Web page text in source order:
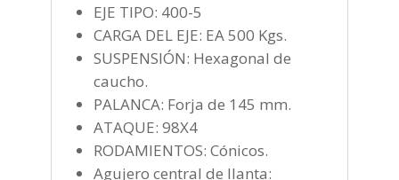
EJE TIPO: 400-5
CARGA DEL EJE: EA 500 Kgs.
SUSPENSIÓN: Hexagonal de
caucho.
PALANCA: Forja de 145 mm.
ATAQUE: 98X4
RODAMIENTOS: Cónicos.
Agujero central de llanta: